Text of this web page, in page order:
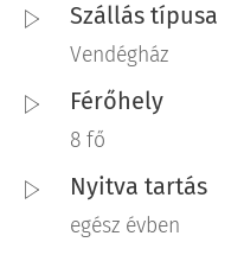
Szállás típusa
Vendégház
Férőhely
8 fő
Nyitva tartás
egész évben